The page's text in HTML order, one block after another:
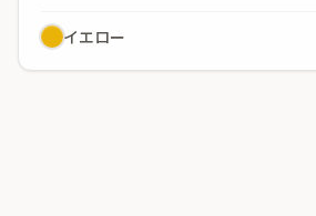
イエロー